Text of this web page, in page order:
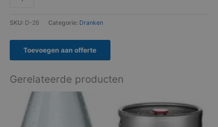
SKU: D-26 Categorie: Dranken
Toevoegen aan offerte
Gerelateerde producten